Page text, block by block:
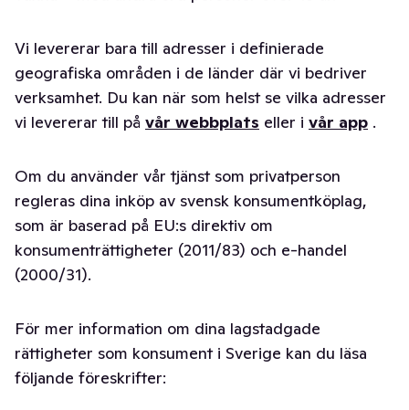
Vi levererar bara till adresser i definierade
geografiska områden i de länder där vi bedriver
verksamhet. Du kan när som helst se vilka adresser
vi levererar till på vår webbplats eller i vår app .
Om du använder vår tjänst som privatperson
regleras dina inköp av svensk konsumentköplag,
som är baserad på EU:s direktiv om
konsumenträttigheter (2011/83) och e-handel
(2000/31).
För mer information om dina lagstadgade
rättigheter som konsument i Sverige kan du läsa
följande föreskrifter: